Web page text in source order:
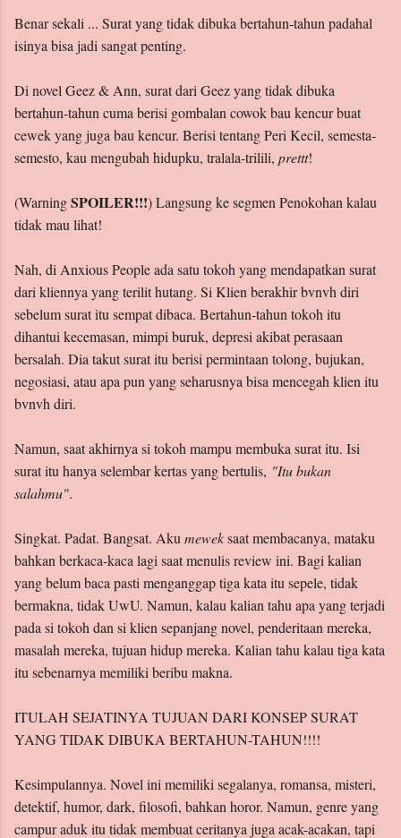
Benar sekali ... Surat yang tidak dibuka bertahun-tahun padahal
isinya bisa jadi sangat penting.
Di novel Geez & Ann, surat dari Geez yang tidak dibuka
bertahun-tahun cuma berisi gombalan cowok bau kencur buat
cewek yang juga bau kencur. Berisi tentang Peri Kecil, semesta-
semesto, kau mengubah hidupku, tralala-trilili, prettt!
(WarningSPOILER!!!) Langsung ke segmen Penokohan kalau
tidak mau lihat!
Nah, di Anxious People ada satu tokoh yang mendapatkan surat
dari kliennya yang terilit hutang. Si Klien berakhir bvnvh diri
sebelum surat itu sempat dibaca. Bertahun-tahun tokoh itu
dihantui kecemasan, mimpi buruk, depresi akibat perasaan
bersalah. Dia takut surat itu berisi permintaan tolong, bujukan,
negosiasi, atau apa pun yang seharusnya bisa mencegah klien itu
bvnvh diri.
Namun, saat akhirnya si tokoh mampu membuka surat itu. Isi
surat itu hanya selembar kertas yang bertulis, "Itu bukan
salahmu".
Singkat. Padat. Bangsat. Akumeweksaat membacanya, mataku
bahkan berkaca-kaca lagi saat menulis review ini. Bagi kalian
yang belum baca pasti menganggap tiga kata itu sepele, tidak
bermakna, tidak UwU. Namun, kalau kalian tahu apa yang terjadi
pada si tokoh dan si klien sepanjang novel, penderitaan mereka,
masalah mereka, tujuan hidup mereka. Kalian tahu kalau tiga kata
itu sebenarnya memiliki beribu makna.
ITULAH SEJATINYA TUJUAN DARI KONSEP SURAT
YANG TIDAK DIBUKA BERTAHUN-TAHUN!!!!
Kesimpulannya. Novel ini memiliki segalanya, romansa, misteri,
detektif, humor, dark, filosofi, bahkan horor. Namun, genre yang
campur aduk itu tidak membuat ceritanya juga acak-acakan, tapi